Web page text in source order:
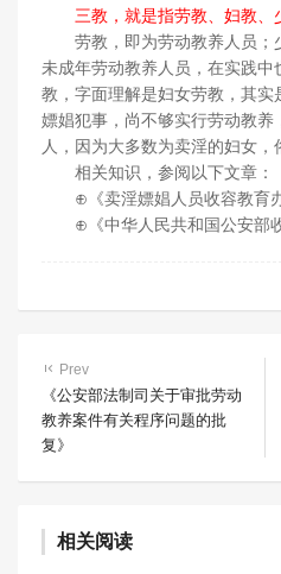
三教，就是指劳教、妇教、
劳教，即为劳动教养人员；
未成年劳动教养人员，在实践
教，字面理解是妇女劳教，其
嫖娼犯事，尚不够实行劳动教
人，因为大多数为卖淫的妇女，
相关知识，参阅以下文章：
⊕《卖淫嫖娼人员收容教育办
⊕《中华人民共和国公安部收
Prev
《公安部法制司关于审批劳动
教养案件有关程序问题的批
复》
相关阅读